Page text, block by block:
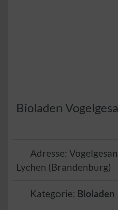
Bioladen
Adresse:
Lychen (Brandenburg)
Kategorie: Bioladen